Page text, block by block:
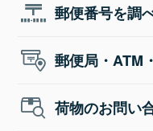
郵便番号を調
郵便局・ATM
荷物のお問い